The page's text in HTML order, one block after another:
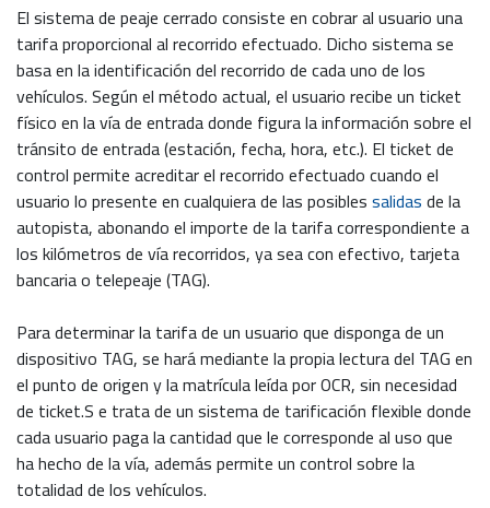
El sistema de peaje cerrado consiste en cobrar al usuario una
tarifa proporcional al recorrido efectuado. Dicho sistema se
basa en la identificación del recorrido de cada uno de los
vehículos. Según el método actual, el usuario recibe un ticket
físico en la vía de entrada donde figura la información sobre el
tránsito de entrada (estación, fecha, hora, etc.). El ticket de
control permite acreditar el recorrido efectuado cuando el
usuario lo presente en cualquiera de las posiblessalidasde la
autopista, abonando el importe de la tarifa correspondiente a
los kilómetros de vía recorridos, ya sea con efectivo, tarjeta
bancaria o telepeaje (TAG).
Para determinar la tarifa de un usuario que disponga de un
dispositivo TAG, se hará mediante la propia lectura del TAG en
el punto de origen y la matrícula leída por OCR, sin necesidad
de ticket.S e trata de un sistema de tarificación flexible donde
cada usuario paga la cantidad que le corresponde al uso que
ha hecho de la vía, además permite un control sobre la
totalidad de los vehículos.